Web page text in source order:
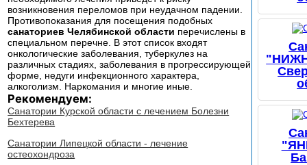
возникновения переломов при неудачном падении.
Противопоказания для посещения подобных
санаториев Челябинской области перечислены в
специальном перечне. В этот список входят
онкологические заболевания, туберкулез на
различных стадиях, заболевания в прогрессирующей
форме, недуги инфекционного характера,
алкоголизм. Наркомания и многие иные.
Рекомендуем:
Санатории Курской области с лечением Болезни
Бехтерева
Санатории Липецкой области - лечение
остеохондроза